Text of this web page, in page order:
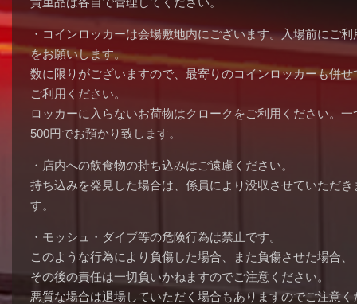
・コインロッカーは会場敷地内にございます。入場前にご利
をお願いします。
数に限りがございますので、最寄りのコインロッカーも併せ
ご利用ください。
ロッカーに入らないお荷物はクロークをご利用ください。一
500円でお預かり致します。
・店内への飲食物の持ち込みはご遠慮ください。
持ち込みを発見した場合は、係員により没収させていただき
す。
・モッシュ・ダイブ等の危険行為は禁止です。
このような行為により負傷した場合、また負傷させた場合、
その後の責任は一切負いかねますのでご注意ください。
悪質な場合は退場していただく場合もありますのでご注意く